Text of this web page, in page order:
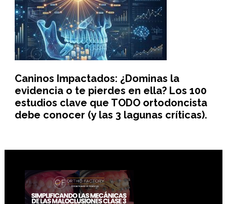
Caninos Impactados: ¿Dominas la
evidencia o te pierdes en ella? Los 100
estudios clave que TODO ortodoncista
debe conocer (y las 3 lagunas críticas).
Footer